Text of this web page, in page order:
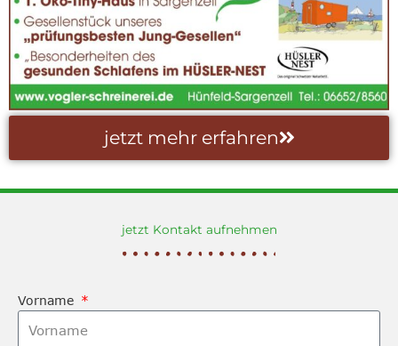
zum Formular
jetzt mehr erfahren
jetzt Kontakt aufnehmen
Vorname